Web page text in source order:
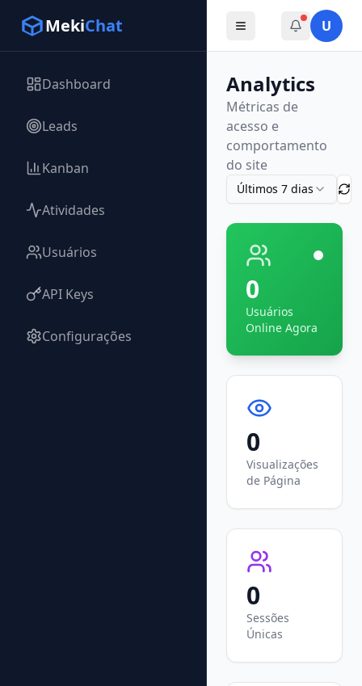
MekiChat
Dashboard
Leads
Kanban
Atividades
Usuários
API Keys
Configurações
U
Analytics
Métricas de
acesso e
comportamento
do site
Últimos 7 dias
0
Usuários
Online Agora
0
Visualizações
de Página
0
Sessões
Únicas